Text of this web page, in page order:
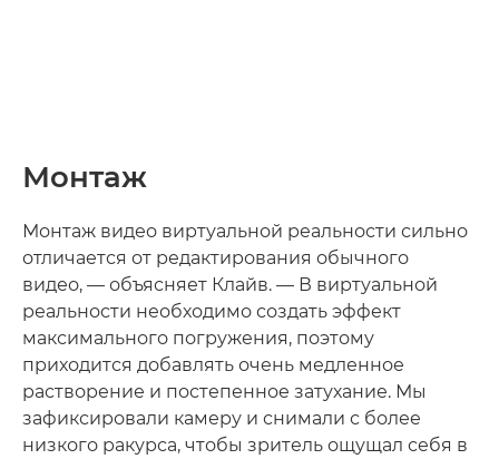
Монтаж
Монтаж видео виртуальной реальности сильно
отличается от редактирования обычного
видео, — объясняет Клайв. — В виртуальной
реальности необходимо создать эффект
максимального погружения, поэтому
приходится добавлять очень медленное
растворение и постепенное затухание. Мы
зафиксировали камеру и снимали с более
низкого ракурса, чтобы зритель ощущал себя в